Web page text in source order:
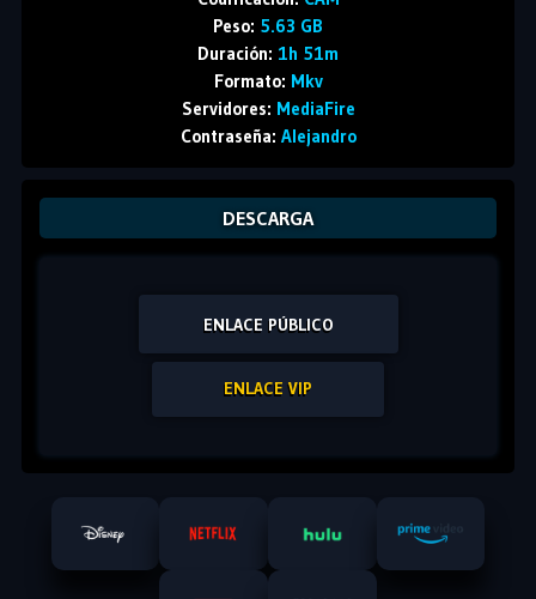
Peso: 5.63 GB
Duración: 1h 51m
Formato: Mkv
Servidores: MediaFire
Contraseña: Alejandro
DESCARGA
ENLACE PÚBLICO
ENLACE VIP